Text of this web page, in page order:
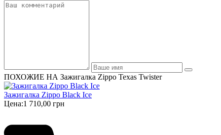
ПОХОЖИЕ НА Зажигалка Zippo Texas Twister
Зажигалка Zippo Black Ice
Цена:1 710,00 грн